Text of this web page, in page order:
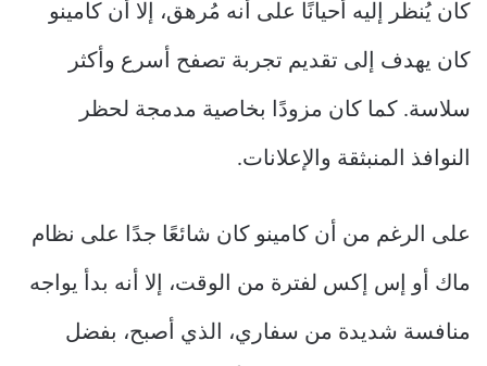
كان يُنظر إليه أحيانًا على أنه مُرهق، إلا أن كامينو
كان يهدف إلى تقديم تجربة تصفح أسرع وأكثر
سلاسة. كما كان مزودًا بخاصية مدمجة لحظر
النوافذ المنبثقة والإعلانات.
على الرغم من أن كامينو كان شائعًا جدًا على نظام
ماك أو إس إكس لفترة من الوقت، إلا أنه بدأ يواجه
منافسة شديدة من سفاري، الذي أصبح، بفضل